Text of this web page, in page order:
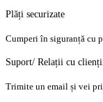
Plăți securizate
Cumperi în siguranță cu
Suport/ Relații cu
Trimite un email și vei